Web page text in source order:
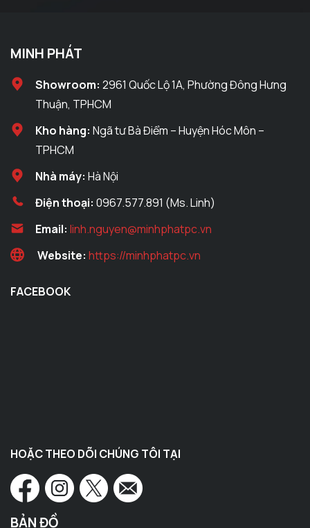
MINH PHÁT
Showroom: 2961 Quốc Lộ 1A, Phường Đông Hưng
Thuận, TPHCM
Kho hàng: Ngã tư Bà Điểm – Huyện Hóc Môn –
TPHCM
Nhà máy: Hà Nội
Điện thoại: 0967.577.891 (Ms. Linh)
Email: linh.nguyen@minhphatpc.vn
Website: https://minhphatpc.vn
FACEBOOK
HOẶC THEO DÕI CHÚNG TÔI TẠI
BẢN ĐỒ